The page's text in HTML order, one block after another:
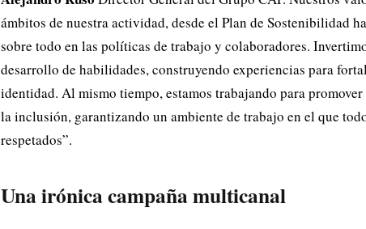
ámbitos de nuestra actividad, desde el Plan de Sostenibilidad
sobre todo en las políticas de trabajo y colaboradores.
desarrollo de habilidades, construyendo experiencias para
identidad. Al mismo tiempo, estamos trabajando para
la inclusión, garantizando un ambiente de trabajo en el que
respetados”.
Una irónica campaña multicanal